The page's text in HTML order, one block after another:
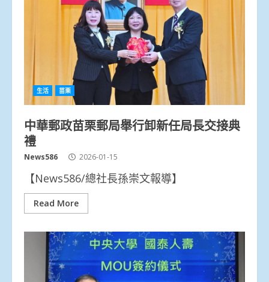
生活 苗栗
中華郵政苗栗郵局舉行卸新任局長交接典
禮
News586 2026-01-15
【News586/總社長孫崇文報導】
Read More